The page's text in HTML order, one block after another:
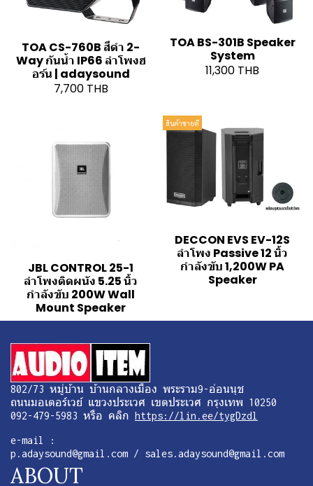
TOA CS-760B สีดำ 2-
Way กันน้ำ IP66 ลำโพงฮ
อร์น | adaysound
7,700 THB
TOA BS-301B Speaker
System
11,300 THB
JBL CONTROL 25-1
ลำโพงติดผนัง 5.25 นิ้ว
กำลังขับ 200W Wall
Mount Speaker
สินค้าขายดี
DECCON EVS EV-12S
ลำโพง Passive 12 นิ้ว
กำลังขับ 1,200W PA
Speaker
802/73 หมู่บ้าน บ้านกลางเมือง พระราม9-อ่อนนุช
ถนนมอเตอร์เวย์ แขวงประเวศ เขตประเวศ กรุงเทพ 10250
092-479-5983 หรือ คลิก https://lin.ee/tygDzdl
e-mail :
p.adaysound@gmail.com / sales.adaysound@gmail.com
ABOUT